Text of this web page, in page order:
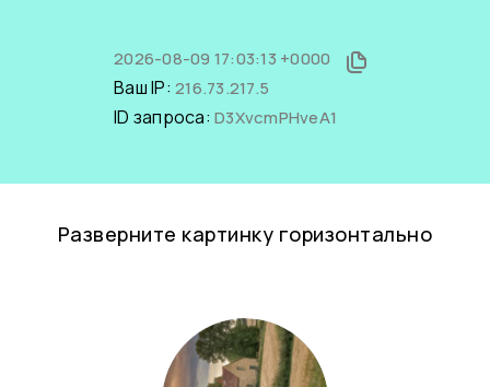
2026-08-09 17:03:13 +0000
Ваш IP: 216.73.217.5
ID запроса: D3XvcmPHveA1
Разверните картинку горизонтально